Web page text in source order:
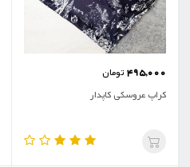
495,000 تومان
کراپ عروسکی کاپدار